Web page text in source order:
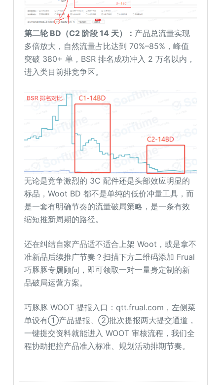
第二轮 BD （C2 阶段 14 天） ： 产品总流量实现
多倍放大，自然流量占比达到 70%–85%，峰值
突破 380+ 单，BSR 排名成功冲入 2 万名以内，
进入类目前排竞争区。
无论是竞争激烈的 3C 配件还是头部效应明显的
标品，Woot BD 都不是单纯的低价冲量工具，而
是一套有明确节奏的流量破局策略，是一条有效
缩短推新周期的路径。
还在纠结自家产品适不适合上架 Woot，或是拿不
准新品后续推广节奏？扫描下方二维码添加 Frual
巧豚豚专属顾问，即可领取一对一量身定制的新
品破局运营方案。
巧豚豚 WOOT 提报入口：qtt.frual.com，左侧菜
单设有①产品提报、②批次提报两大提交通道，
一键提交资料就能进入 WOOT 审核流程，我们全
程协助把控产品准入标准、规划活动排期节奏。